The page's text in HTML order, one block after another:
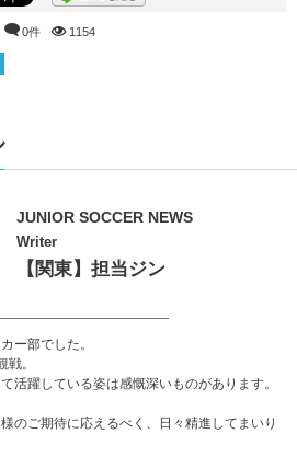
0件 1154
JUNIOR SOCCER NEWS
Writer
【関東】担当ジン
ー部でした。
。
活躍している姿は感慨深いものがあります。
のご期待に応えるべく、日々精進してまいり